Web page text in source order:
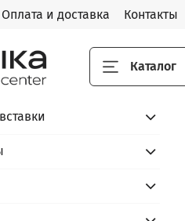
Оплата и доставка Контакты
Каталог